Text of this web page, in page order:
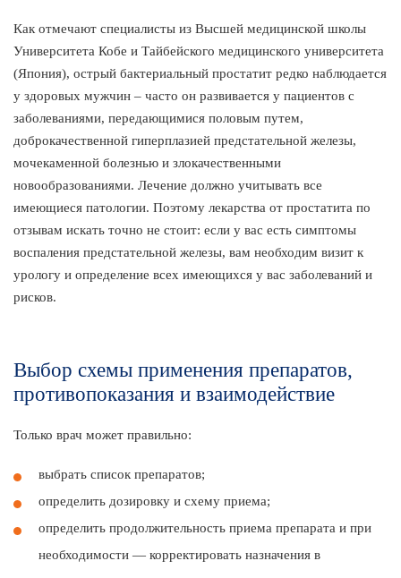
Как отмечают специалисты из Высшей медицинской школы
Университета Кобе и Тайбейского медицинского университета
(Япония), острый бактериальный простатит редко наблюдается
у здоровых мужчин – часто он развивается у пациентов с
заболеваниями, передающимися половым путем,
доброкачественной гиперплазией предстательной железы,
мочекаменной болезнью и злокачественными
новообразованиями. Лечение должно учитывать все
имеющиеся патологии. Поэтому лекарства от простатита по
отзывам искать точно не стоит: если у вас есть симптомы
воспаления предстательной железы, вам необходим визит к
урологу и определение всех имеющихся у вас заболеваний и
рисков.
Выбор схемы применения препаратов,
противопоказания и взаимодействие
Только врач может правильно:
выбрать список препаратов;
определить дозировку и схему приема;
определить продолжительность приема препарата и при
необходимости — корректировать назначения в